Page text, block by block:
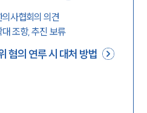
사협회의 의견
조항, 추진 보류
혐의 연루 시 대처 방법